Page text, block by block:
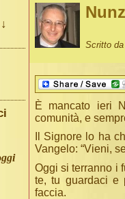
Scritto da
È mancato ieri
comunità, e
Il Signore lo ha
Vangelo: “Vieni,
Oggi si terranno i
te, tu guardaci e
faccia.